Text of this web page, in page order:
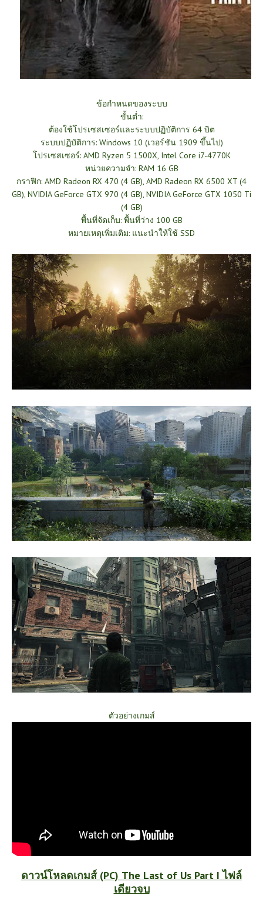
ข้อกำหนดของระบบ
ขั้นต่ำ:
ต้องใช้โปรเซสเซอร์และระบบปฏิบัติการ 64 บิต
ระบบปฏิบัติการ: Windows 10 (เวอร์ชัน 1909 ขึ้นไป)
โปรเซสเซอร์: AMD Ryzen 5 1500X, Intel Core i7-4770K
หน่วยความจำ: RAM 16 GB
กราฟิก: AMD Radeon RX 470 (4 GB), AMD Radeon RX 6500 XT (4
GB), NVIDIA GeForce GTX 970 (4 GB), NVIDIA GeForce GTX 1050 Ti
(4 GB)
พื้นที่จัดเก็บ: พื้นที่ว่าง 100 GB
หมายเหตุเพิ่มเติม: แนะนำให้ใช้ SSD
ตัวอย่างเกมส์
ดาวน์โหลดเกมส์ (PC) The Last of Us Part I ไฟล์
เดียวจบ